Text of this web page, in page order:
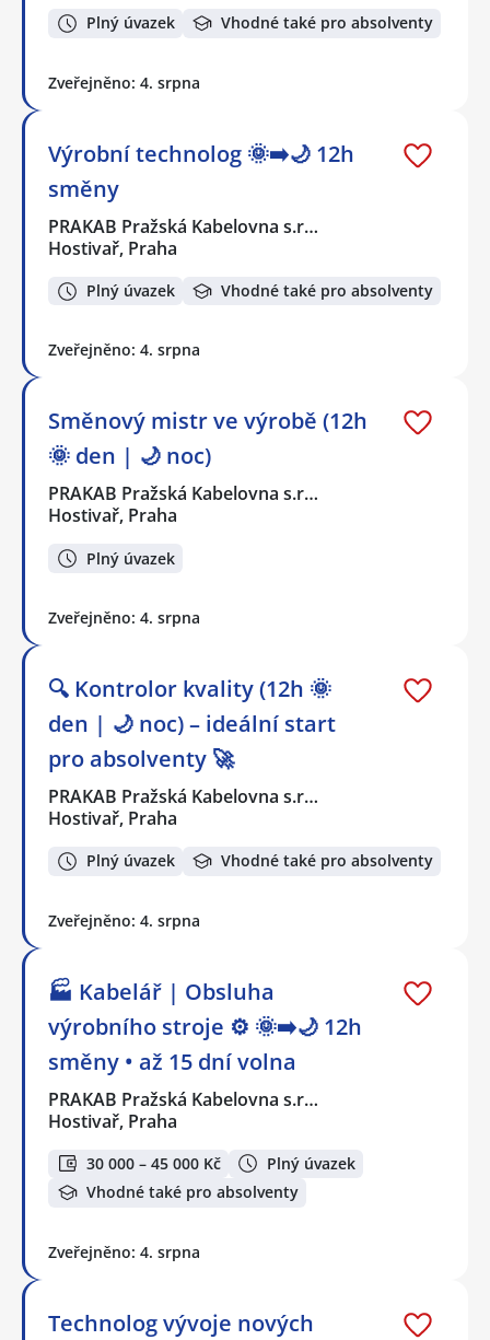
Plný úvazek Vhodné také pro absolventy
Zveřejněno: 4. srpna
Výrobní technolog 🌞➡️🌙 12h
směny
PRAKAB Pražská Kabelovna s.r…
Hostivař, Praha
Plný úvazek Vhodné také pro absolventy
Zveřejněno: 4. srpna
Směnový mistr ve výrobě (12h
🌞 den | 🌙 noc)
PRAKAB Pražská Kabelovna s.r…
Hostivař, Praha
Plný úvazek
Zveřejněno: 4. srpna
🔍 Kontrolor kvality (12h 🌞
den | 🌙 noc) – ideální start
pro absolventy 🚀
PRAKAB Pražská Kabelovna s.r…
Hostivař, Praha
Plný úvazek Vhodné také pro absolventy
Zveřejněno: 4. srpna
🏭 Kabelář | Obsluha
výrobního stroje ⚙️ 🌞➡️🌙 12h
směny • až 15 dní volna
PRAKAB Pražská Kabelovna s.r…
Hostivař, Praha
30 000 – 45 000 Kč
Plný úvazek
Vhodné také pro absolventy
Zveřejněno: 4. srpna
Technolog vývoje nových